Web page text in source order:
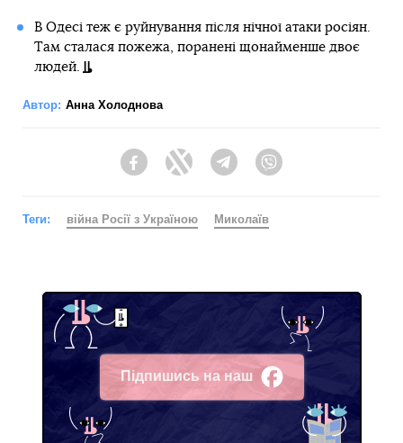
В Одесі теж є руйнування після нічної атаки росіян.
Там сталася пожежа, поранені щонайменше двоє
людей.
Автор: Анна Холоднова
FacebookTwitter Telegram
Теги: війна Росії з Україною Миколаїв
Підпишись на наш
Facebook